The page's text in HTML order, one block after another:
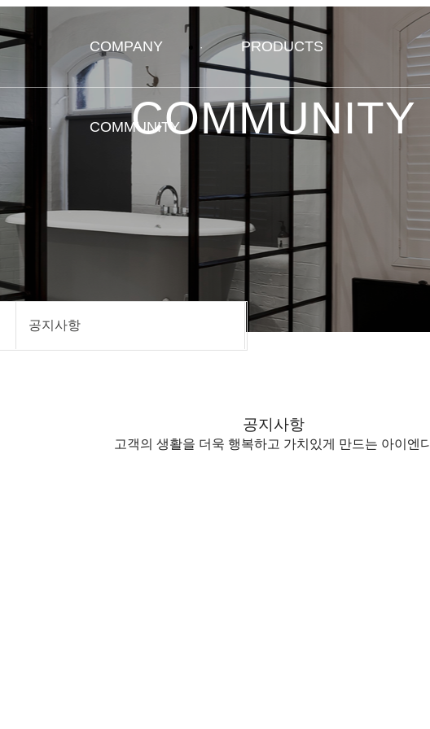
COMPANY PRODUCTS
COMMUNITY
COMMUNITY
공지사항
공지사항
고객의 생활을 더욱 행복하고 가치있게 만드는 아이엔디